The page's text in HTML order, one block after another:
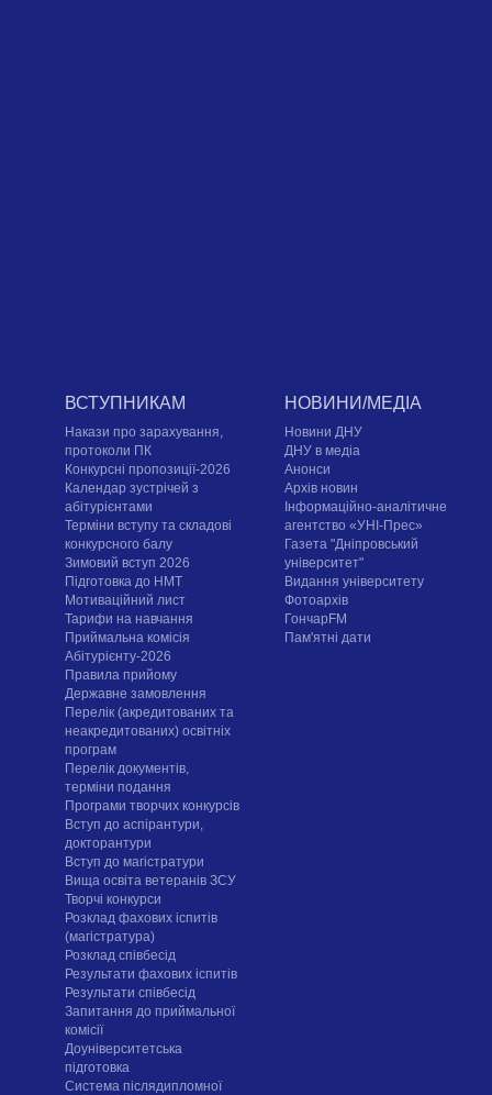
ВСТУПНИКАМ
Накази про зарахування,
протоколи ПК
Конкурсні пропозиції-2026
Календар зустрічей з
абітурієнтами
Терміни вступу та складові
конкурсного балу
Зимовий вступ 2026
Підготовка до НМТ
Мотиваційний лист
Тарифи на навчання
Приймальна комісія
Абітурієнту-2026
Правила прийому
Державне замовлення
Перелік (акредитованих та
неакредитованих) освітніх
програм
Перелік документів,
терміни подання
Програми творчих конкурсiв
Вступ до аспірантури,
докторантури
Вступ до магістратури
Вища освіта ветеранів ЗСУ
Творчі конкурси
Розклад фахових іспитів
(магістратура)
Розклад співбесід
Результати фахових іспитів
Результати співбесід
Запитання до приймальної
комісії
Доуніверситетська
підготовка
Система післядипломної
НОВИНИ/МЕДІА
Новини ДНУ
ДНУ в медіа
Анонси
Архів новин
Інформаційно-аналітичне
агентство «УНІ-Прес»
Газета "Дніпровський
університет"
Видання університету
Фотоархів
ГончарFM
Пам'ятні дати